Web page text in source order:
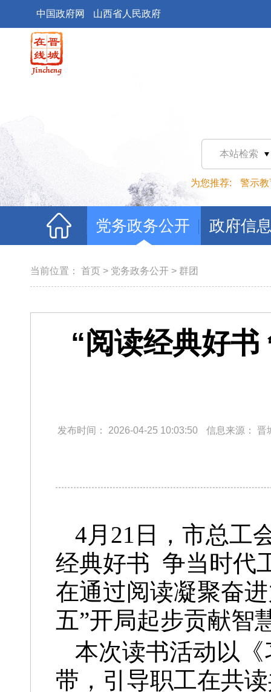
中国政府网 山西省人民政府
本站检索
为您推荐: 警示教
党务政务公开 政府信
当前位置： 首页 > 党务政务公开 > 群团
“阅读经典好
发布时间： 2026-04-25 10:03:50 信息来源： 晋
4月21日，市总
经典好书 争当时代
在通过阅读凝聚奋
五”开局起步贡献智
本次读书活动以
带，引导职工在共